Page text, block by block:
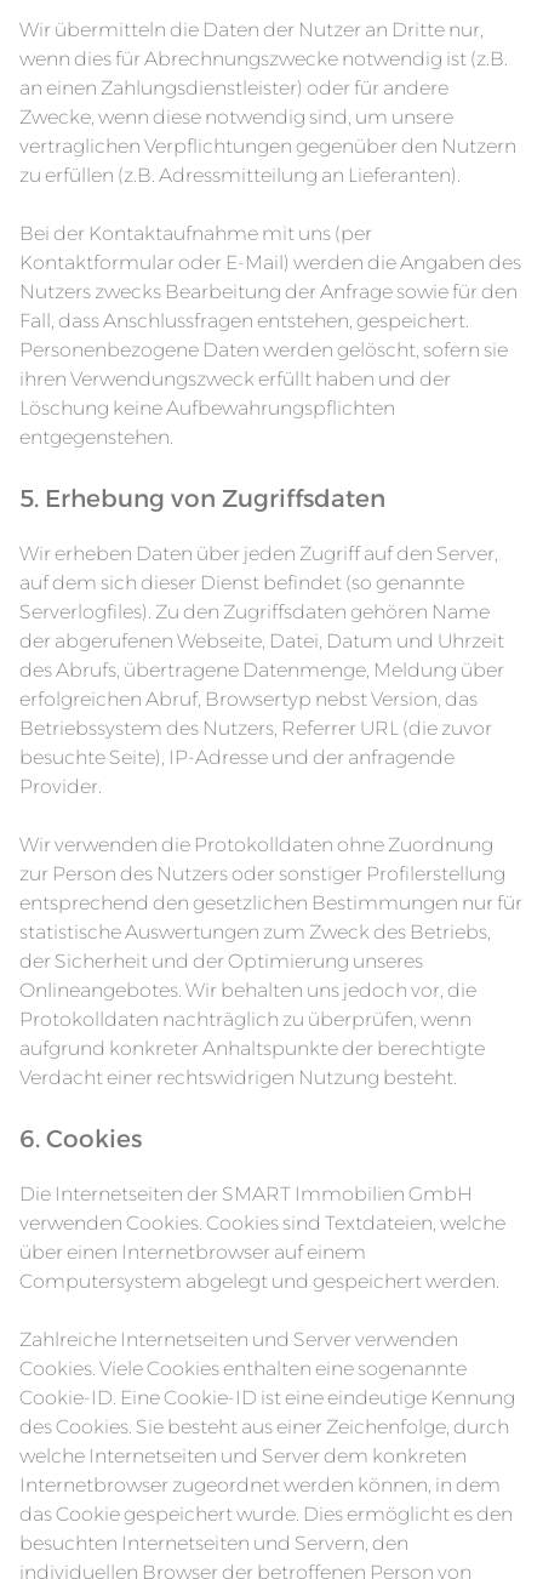
Wir übermitteln die Daten der Nutzer an Dritte nur,
wenn dies für Abrechnungszwecke notwendig ist (z.B.
an einen Zahlungsdienstleister) oder für andere
Zwecke, wenn diese notwendig sind, um unsere
vertraglichen Verpflichtungen gegenüber den Nutzern
zu erfüllen (z.B. Adressmitteilung an Lieferanten).
Bei der Kontaktaufnahme mit uns (per
Kontaktformular oder E-Mail) werden die Angaben des
Nutzers zwecks Bearbeitung der Anfrage sowie für den
Fall, dass Anschlussfragen entstehen, gespeichert.
Personenbezogene Daten werden gelöscht, sofern sie
ihren Verwendungszweck erfüllt haben und der
Löschung keine Aufbewahrungspflichten
entgegenstehen.
5. Erhebung von Zugriffsdaten
Wir erheben Daten über jeden Zugriff auf den Server,
auf dem sich dieser Dienst befindet (so genannte
Serverlogfiles). Zu den Zugriffsdaten gehören Name
der abgerufenen Webseite, Datei, Datum und Uhrzeit
des Abrufs, übertragene Datenmenge, Meldung über
erfolgreichen Abruf, Browsertyp nebst Version, das
Betriebssystem des Nutzers, Referrer URL (die zuvor
besuchte Seite), IP-Adresse und der anfragende
Provider.
Wir verwenden die Protokolldaten ohne Zuordnung
zur Person des Nutzers oder sonstiger Profilerstellung
entsprechend den gesetzlichen Bestimmungen nur für
statistische Auswertungen zum Zweck des Betriebs,
der Sicherheit und der Optimierung unseres
Onlineangebotes. Wir behalten uns jedoch vor, die
Protokolldaten nachträglich zu überprüfen, wenn
aufgrund konkreter Anhaltspunkte der berechtigte
Verdacht einer rechtswidrigen Nutzung besteht.
6. Cookies
Die Internetseiten der SMART Immobilien GmbH
verwenden Cookies. Cookies sind Textdateien, welche
über einen Internetbrowser auf einem
Computersystem abgelegt und gespeichert werden.
Zahlreiche Internetseiten und Server verwenden
Cookies. Viele Cookies enthalten eine sogenannte
Cookie-ID. Eine Cookie-ID ist eine eindeutige Kennung
des Cookies. Sie besteht aus einer Zeichenfolge, durch
welche Internetseiten und Server dem konkreten
Internetbrowser zugeordnet werden können, in dem
das Cookie gespeichert wurde. Dies ermöglicht es den
besuchten Internetseiten und Servern, den
individuellen Browser der betroffenen Person von